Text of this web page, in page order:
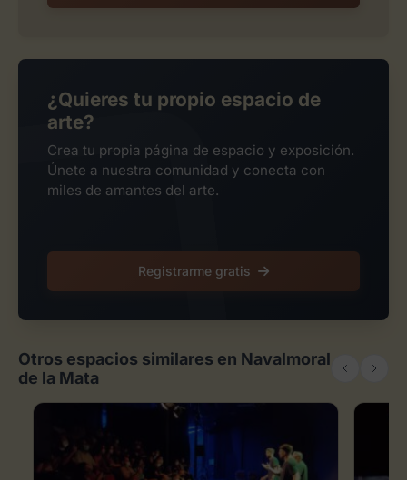
¿Quieres tu propio espacio de
arte?
Crea tu propia página de espacio y exposición.
Únete a nuestra comunidad y conecta con
miles de amantes del arte.
Registrarme gratis
Otros espacios similares en Navalmoral
de la Mata